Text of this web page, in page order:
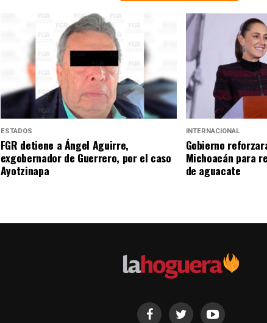
ESTADOS
FGR detiene a Ángel Aguirre,
exgobernador de Guerrero, por el caso
Ayotzinapa
INTERNACIONAL
Gobierno
Michoacán para
de aguacate